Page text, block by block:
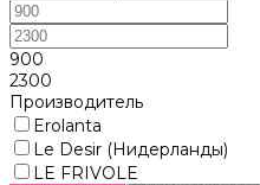
900
2300
Производитель
Erolanta
Le Desir (Нидерланды)
LE FRIVOLE